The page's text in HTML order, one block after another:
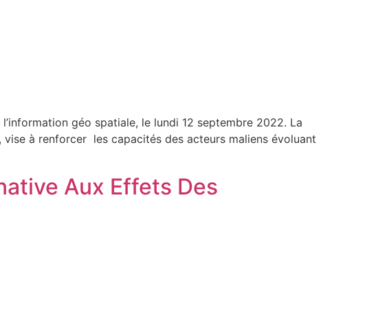
géo spatiale, le lundi 12 septembre 2022. La
à renforcer les capacités des acteurs maliens évoluant
Aux Effets Des